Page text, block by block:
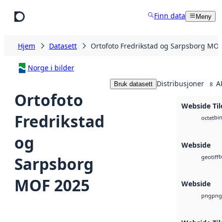
Finn data Meny
Hjem Datasett Ortofoto Fredrikstad og Sarpsborg
Norge i bilder
Ortofoto
Fredrikstad
og
Sarpsborg
MOF 2025
Bruk datasett Distribusjoner 8
Webside
octetbin
Webside
geotiff
Webside
pngpng